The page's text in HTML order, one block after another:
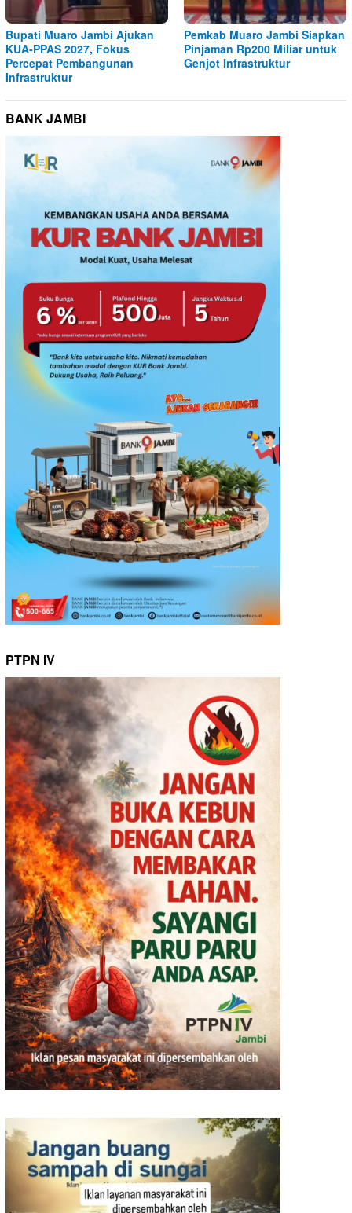
Bupati Muaro Jambi Ajukan
KUA-PPAS 2027, Fokus
Percepat Pembangunan
Infrastruktur
Pemkab Muaro Jambi Siapkan
Pinjaman Rp200 Miliar untuk
Genjot Infrastruktur
BANK JAMBI
PTPN IV